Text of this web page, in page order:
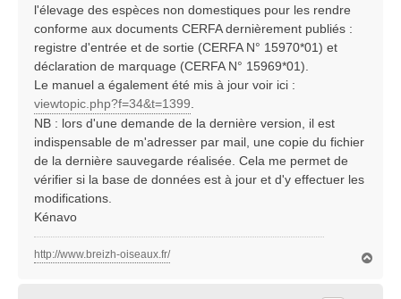
l'élevage des espèces non domestiques pour les rendre
conforme aux documents CERFA dernièrement publiés :
registre d'entrée et de sortie (CERFA N° 15970*01) et
déclaration de marquage (CERFA N° 15969*01).
Le manuel a également été mis à jour voir ici :
viewtopic.php?f=34&t=1399
NB : lors d'une demande de la dernière version, il est
indispensable de m'adresser par mail, une copie du fichier
de la dernière sauvegarde réalisée. Cela me permet de
vérifier si la base de données est à jour et d'y effectuer les
modifications.
Kénavo
http://www.breizh-oiseaux.fr/